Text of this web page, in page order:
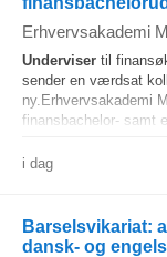
Erhvervsakademi
Underviser til
sender en værdsat
ny.Erhvervsakademi
finansbachelor- samt
i dag
Barselsvikariat:
dansk- og